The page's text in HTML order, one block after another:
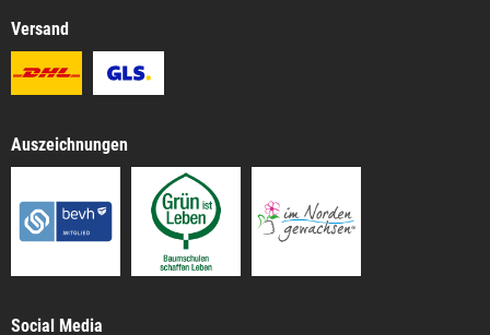
Versand
Auszeichnungen
Social Media